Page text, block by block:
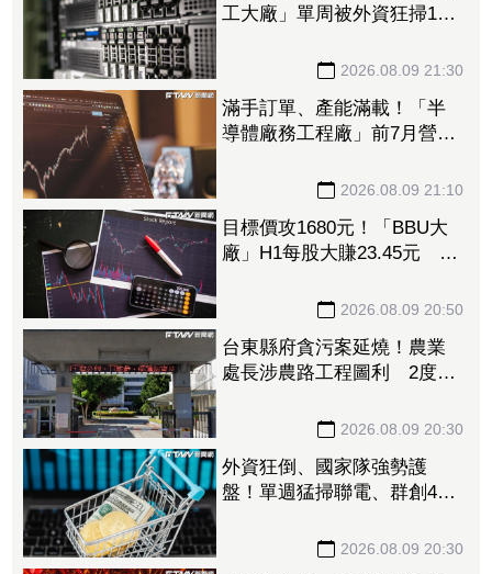
工大廠」單周被外資狂掃14.5
2026.08.09 21:30
滿手訂單、產能滿載！「半
導體廠務工程廠」前7月營收
2026.08.09 21:10
目標價攻1680元！「BBU大
廠」H1每股大賺23.45元 資
化推升毛利率 2026.08.09 20:50
台東縣府貪污案延燒！農業
處長涉農路工程圖利 2度交
2026.08.09 20:30
外資狂倒、國家隊強勢護
盤！單週猛掃聯電、群創4萬
2026.08.09 20:30